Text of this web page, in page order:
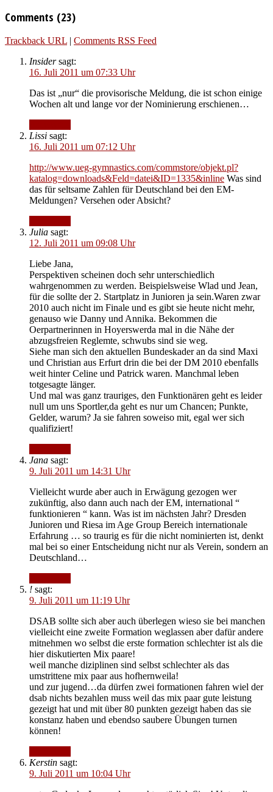
Comments (23)
Trackback URL | Comments RSS Feed
Insider sagt:
16. Juli 2011 um 07:33 Uhr
Das ist „nur“ die provisorische Meldung, die ist schon einige
Wochen alt und lange vor der Nominierung erschienen…
Lissi sagt:
16. Juli 2011 um 07:12 Uhr
http://www.ueg-gymnastics.com/commstore/objekt.pl?
katalog=downloads&Feld=datei&ID=1335&inline Was sind
das für seltsame Zahlen für Deutschland bei den EM-
Meldungen? Versehen oder Absicht?
Julia sagt:
12. Juli 2011 um 09:08 Uhr
Liebe Jana,
Perspektiven scheinen doch sehr unterschiedlich
wahrgenommen zu werden. Beispielsweise Wlad und Jean,
für die sollte der 2. Startplatz in Junioren ja sein.Waren zwar
2010 auch nicht im Finale und es gibt sie heute nicht mehr,
genauso wie Danny und Annika. Bekommen die
Oerpartnerinnen in Hoyerswerda mal in die Nähe der
abzugsfreien Reglemte, schwubs sind sie weg.
Siehe man sich den aktuellen Bundeskader an da sind Maxi
und Christian aus Erfurt drin die bei der DM 2010 ebenfalls
weit hinter Celine und Patrick waren. Manchmal leben
totgesagte länger.
Und mal was ganz trauriges, den Funktionären geht es leider
null um uns Sportler,da geht es nur um Chancen; Punkte,
Gelder, warum? Ja sie fahren soweiso mit, egal wer sich
qualifiziert!
Jana sagt:
9. Juli 2011 um 14:31 Uhr
Vielleicht wurde aber auch in Erwägung gezogen wer
zukünftig, also dann auch nach der EM, international “
funktionieren “ kann. Was ist im nächsten Jahr? Dresden
Junioren und Riesa im Age Group Bereich internationale
Erfahrung … so traurig es für die nicht nominierten ist, denkt
mal bei so einer Entscheidung nicht nur als Verein, sondern an
Deutschland…
! sagt:
9. Juli 2011 um 11:19 Uhr
DSAB sollte sich aber auch überlegen wieso sie bei manchen
vielleicht eine zweite Formation weglassen aber dafür andere
mitnehmen wo selbst die erste formation schlechter ist als die
hier diskutierten Mix paare!
weil manche diziplinen sind selbst schlechter als das
umstrittene mix paar aus hofhernweila!
und zur jugend…da dürfen zwei formationen fahren wiel der
dsab nichts bezahlen muss weil das mix paar gute leistung
gezeigt hat und mit über 80 punkten gezeigt haben das sie
konstanz haben und ebendso saubere Übungen turnen
können!
Kerstin sagt:
9. Juli 2011 um 10:04 Uhr